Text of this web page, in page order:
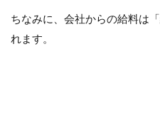
ちなみに、会社からの給料は
れます。